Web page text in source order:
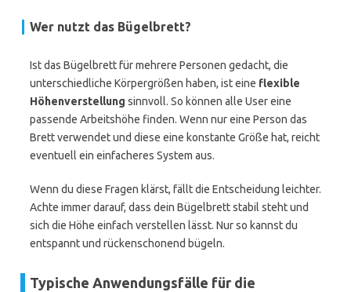
Wer nutzt das Bügelbrett?
Ist das Bügelbrett für mehrere Personen gedacht, die
unterschiedliche Körpergrößen haben, ist eine flexible
Höhenverstellung sinnvoll. So können alle User eine
passende Arbeitshöhe finden. Wenn nur eine Person das
Brett verwendet und diese eine konstante Größe hat, reicht
eventuell ein einfacheres System aus.
Wenn du diese Fragen klärst, fällt die Entscheidung leichter.
Achte immer darauf, dass dein Bügelbrett stabil steht und
sich die Höhe einfach verstellen lässt. Nur so kannst du
entspannt und rückenschonend bügeln.
Typische Anwendungsfälle für die